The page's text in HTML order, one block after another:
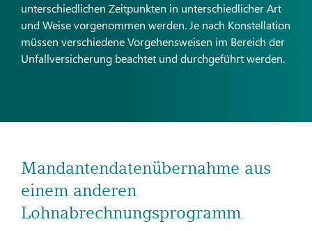
unterschiedlichen Zeitpunkten in unterschiedlicher Art
und Weise vorgenommen werden. Je nach Konstellation
müssen verschiedene Vorgehensweisen im Bereich der
Unfallversicherung beachtet und durchgeführt werden.
Mandantendatenübernahme aus
einem anderen
Lohnabrechnungsprogramm